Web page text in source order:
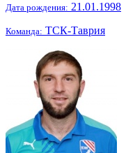
Дата рождения: 21.01.1998
Команда: ТСК-Таврия